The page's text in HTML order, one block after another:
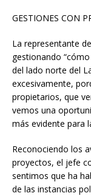
GESTIONES CON
La representante
gestionando
del lado norte del
excesivamente,
propietarios, que
vemos una
más evidente para
Reconociendo los
proyectos, el jefe
sentimos que ha
de las instancias